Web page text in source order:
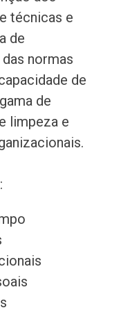
técnicas e
de
normas
de
de
limpeza e